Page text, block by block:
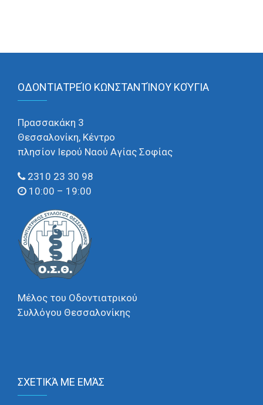
ΟΔΟΝΤΙΑΤΡΕΊΟ ΚΩΝΣΤΑΝΤΊΝΟΥ ΚΟΎΓΙΑ
Πρασσακάκη 3
Θεσσαλονίκη, Κέντρο
πλησίον Ιερού Ναού Αγίας Σοφίας
2310 23 30 98
10:00 – 19:00
Μέλος του Οδοντιατρικού
Συλλόγου Θεσσαλονίκης
ΣΧΕΤΙΚΆ ΜΕ ΕΜΆΣ